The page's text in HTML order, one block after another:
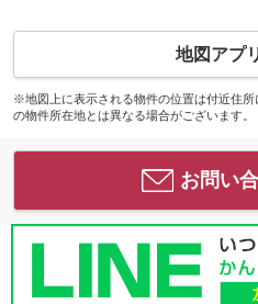
地図アプ
※地図上に表示される物件の位置は付近住
の物件所在地とは異なる場合がございます。
お問い